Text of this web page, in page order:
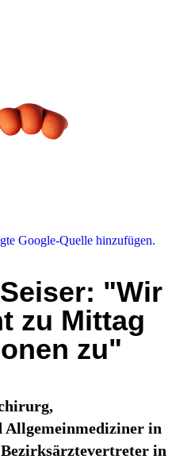
Google-Quelle hinzufügen.
"Wir
zu Mittag
zu"
Allgemeinmediziner in
in